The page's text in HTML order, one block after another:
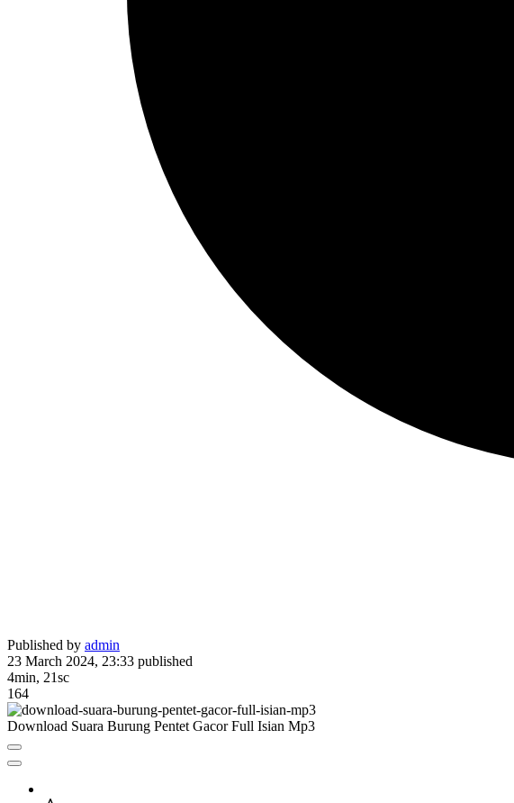
Published by admin
23 March 2024, 23:33 published
4min, 21sc
164
Download Suara Burung Pentet Gacor Full Isian Mp3